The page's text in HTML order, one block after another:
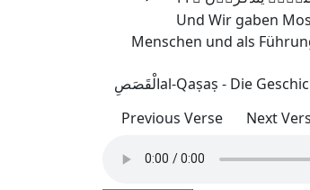
Und Wir gaben
Menschen und als
الْقَصَصِal-Qaṣaṣ - Die
Previous Verse
Next